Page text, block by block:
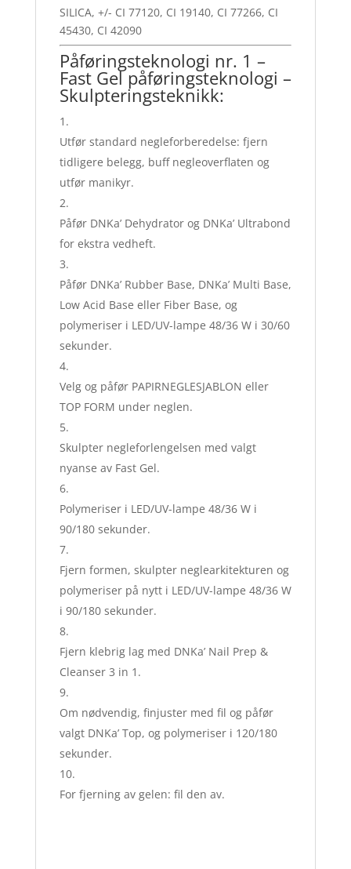
SILICA, +/- CI 77120, CI 19140, CI 77266, CI
45430, CI 42090
Påføringsteknologi nr. 1 –
Fast Gel påføringsteknologi –
Skulpteringsteknikk:
Utfør standard negleforberedelse: fjern
tidligere belegg, buff negleoverflaten og
utfør manikyr.
Påfør DNKa’ Dehydrator og DNKa’ Ultrabond
for ekstra vedheft.
Påfør DNKa’ Rubber Base, DNKa’ Multi Base,
Low Acid Base eller Fiber Base, og
polymeriser i LED/UV-lampe 48/36 W i 30/60
sekunder.
Velg og påfør PAPIRNEGLESJABLON eller
TOP FORM under neglen.
Skulpter negleforlengelsen med valgt
nyanse av Fast Gel.
Polymeriser i LED/UV-lampe 48/36 W i
90/180 sekunder.
Fjern formen, skulpter neglearkitekturen og
polymeriser på nytt i LED/UV-lampe 48/36 W
i 90/180 sekunder.
Fjern klebrig lag med DNKa’ Nail Prep &
Cleanser 3 in 1.
Om nødvendig, finjuster med fil og påfør
valgt DNKa’ Top, og polymeriser i 120/180
sekunder.
For fjerning av gelen: fil den av.